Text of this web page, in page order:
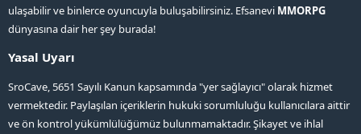
ulaşabilir ve binlerce oyuncuyla buluşabilirsiniz. Efsanevi MMORPG
dünyasına dair her şey burada!
Yasal Uyarı
SroCave, 5651 Sayılı Kanun kapsamında "yer sağlayıcı" olarak hizmet
vermektedir. Paylaşılan içeriklerin hukuki sorumluluğu kullanıcılara aittir
ve ön kontrol yükümlülüğümüz bulunmamaktadır. Şikayet ve ihlal